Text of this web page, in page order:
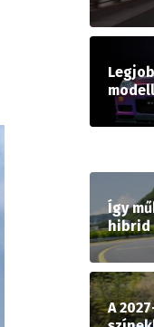
Így
hibrid
A